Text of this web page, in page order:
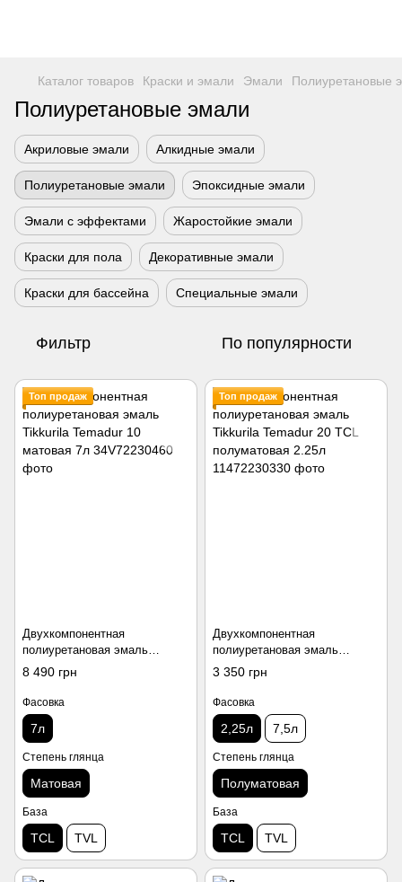
Каталог товаров Краски и эмали Эмали Полиуретановые
Полиуретановые эмали
Акриловые эмали Алкидные эмали
Полиуретановые эмали Эпоксидные эмали
Эмали с эффектами Жаростойкие эмали
Краски для пола Декоративные эмали
Краски для бассейна Специальные эмали
Фильтр По популярности
Топ продаж
Двухкомпонентная
полиуретановая эмаль
Tikkurila Temadur 10 матовая
8 490 грн
Фасовка
7л
Степень глянца
Матовая
База
TCL TVL
Топ продаж
Двухкомпонентная
полиуретановая эмаль
Tikkurila Temadur 20 TCL
полуматовая 2.25л
3 350 грн
Фасовка
2,25л 7,5л
Степень глянца
Полуматовая
База
TCL TVL